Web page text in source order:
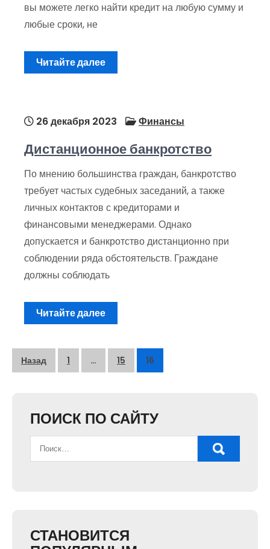
вы можете легко найти кредит на любую сумму и
любые сроки, не
Читайте далее
26 декабря 2023 Финансы
Дистанционное банкротство
По мнению большинства граждан, банкротство
требует частых судебных заседаний, а также
личных контактов с кредиторами и
финансовыми менеджерами. Однако
допускается и банкротство дистанционно при
соблюдении ряда обстоятельств. Граждане
должны соблюдать
Читайте далее
Пагинация
Назад 1 … 15 16
ПОИСК ПО САЙТУ
СТАНОВИТСЯ